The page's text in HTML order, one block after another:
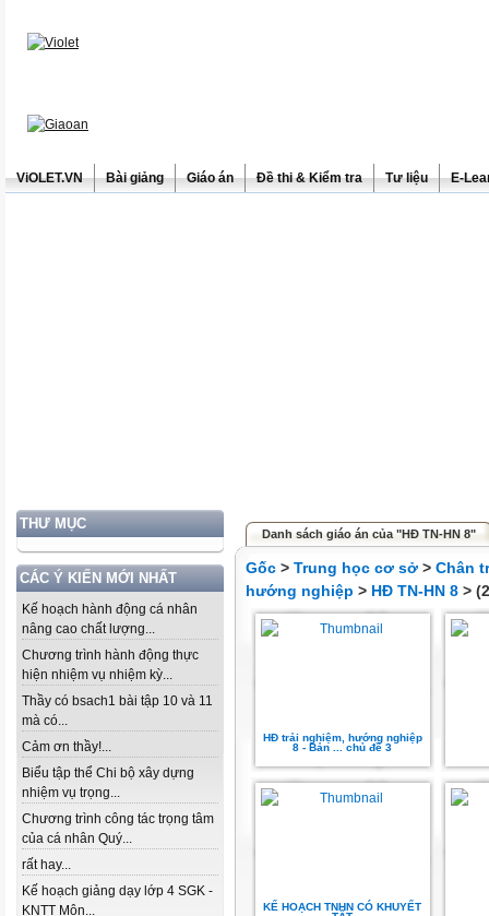
ViOLET.VN Bài giảng Giáo án Đề thi & Kiểm tra Tư liệu E-
THƯ MỤC
CÁC Ý KIẾN MỚI NHẤT
Kế hoạch hành động cá nhân
nâng cao chất lượng...
Chương trình hành động thực
hiện nhiệm vụ nhiệm kỳ...
Thầy có bsach1 bài tập 10 và 11
mà có...
Cảm ơn thầy!...
Biểu tập thể Chi bộ xây dựng
nhiệm vụ trọng...
Chương trình công tác trọng tâm
của cá nhân Quý...
rất hay...
Kế hoạch giảng dạy lớp 4 SGK -
KNTT Môn...
Danh sách giáo án của "HĐ TN-HN 8"
Gốc > Trung học cơ sở > Chân
hướng nghiệp > HĐ TN-HN 8 >
HĐ trải nghiệm, hướng nghiệp
8 - Bản ... chủ đề 3
KẾ HOẠCH TNHN CÓ KHUYẾT